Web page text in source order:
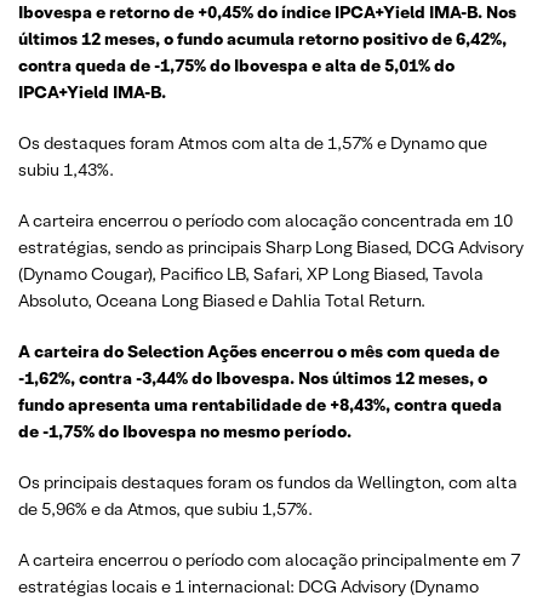
Ibovespa e retorno de +0,45% do índice IPCA+Yield IMA-B. Nos
últimos 12 meses, o fundo acumula retorno positivo de 6,42%,
contra queda de -1,75% do Ibovespa e alta de 5,01% do
IPCA+Yield IMA-B.
Os destaques foram Atmos com alta de 1,57% e Dynamo que
subiu 1,43%.
A carteira encerrou o período com alocação concentrada em 10
estratégias, sendo as principais Sharp Long Biased, DCG Advisory
(Dynamo Cougar), Pacifico LB, Safari, XP Long Biased, Tavola
Absoluto, Oceana Long Biased e Dahlia Total Return.
A carteira do Selection Ações encerrou o mês com queda de
-1,62%, contra -3,44% do Ibovespa. Nos últimos 12 meses, o
fundo apresenta uma rentabilidade de +8,43%, contra queda
de -1,75% do Ibovespa no mesmo período.
Os principais destaques foram os fundos da Wellington, com alta
de 5,96% e da Atmos, que subiu 1,57%.
A carteira encerrou o período com alocação principalmente em 7
estratégias locais e 1 internacional: DCG Advisory (Dynamo